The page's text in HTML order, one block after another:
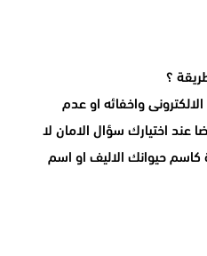
؟
واخفائه او عدم
اختيارك سؤال الامان لا
كاسم حيوانك الاليف او اسم